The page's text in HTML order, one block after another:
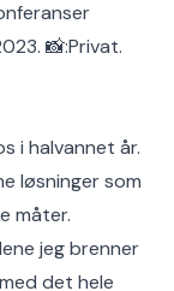
📸:Privat.
i halvannet år.
løsninger som
måter.
jeg brenner
det hele